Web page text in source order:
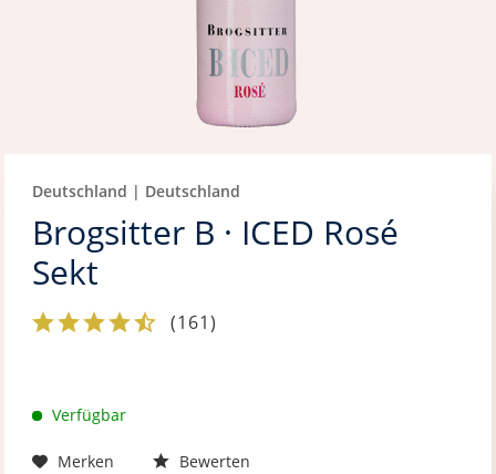
Deutschland | Deutschland
Brogsitter B · ICED Rosé
Sekt
(161)
Verfügbar
Merken Bewerten